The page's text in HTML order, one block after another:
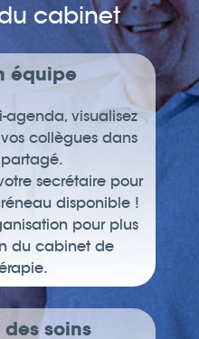
cabinet
équipe
visualisez
collègues dans
secrétaire pour
disponible !
pour plus
du cabinet de
soins